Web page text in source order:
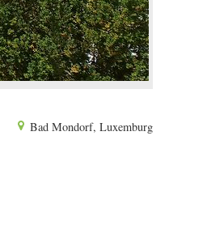
Bad Mondorf, Luxemburg